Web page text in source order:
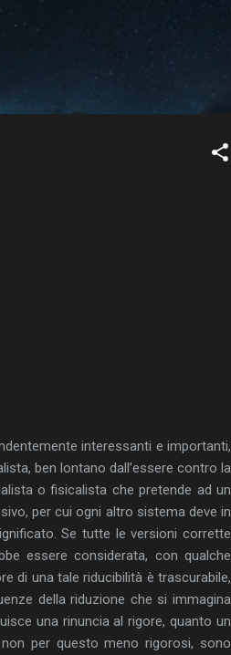
interessanti e importanti,
ben lontano dall’essere contro la
o fisicalista che pretende ad un
per cui ogni altro sistema deve in
Se tutte le versioni corrette
essere considerata, con qualche
di una tale riducibilità è trascurabile,
della riduzione che si immagina
una rinuncia al rigore, quanto un
per questo meno rigorosi, sono